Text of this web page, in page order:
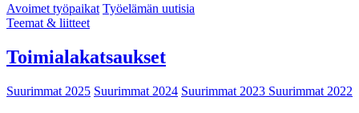
Avoimet työpaikat Työelämän uutisia
Teemat & liitteet
Toimialakatsaukset
Suurimmat 2025 Suurimmat 2024 Suurimmat 2023 Suurimmat 2022